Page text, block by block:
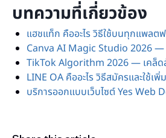
บทความที่เกี่ยวข้อง
แฮชแท็ก คืออะไร วิธีใช้บนทุกแพลต
Canva AI Magic Studio 2026 —
TikTok Algorithm 2026 — เคล็ด
LINE OA คืออะไร วิธีสมัครและใช้เ
บริการออกแบบเว็บไซต์ Yes Web